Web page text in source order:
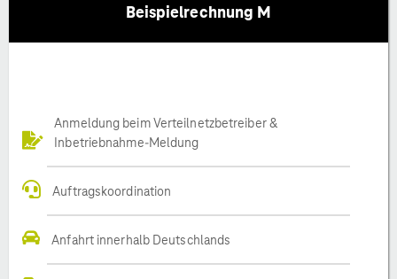
Beispielrechnung M
Anmeldung beim Verteilnetzbetreiber &
Inbetriebnahme-Meldung
Auftragskoordination
Anfahrt innerhalb Deutschlands